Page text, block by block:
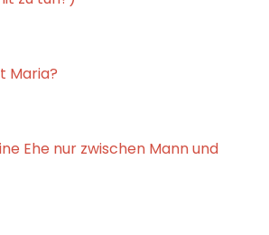
Maria?
Ehe nur zwischen Mann und